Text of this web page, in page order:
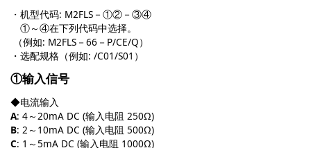
・机型代码: M2FLS－①②－③④
①～④在下列代码中选择。
（例如: M2FLS－66－P/CE/Q）
・选配规格（例如: /C01/S01）
①输入信号
◆电流输入
A: 4～20mA DC (输入电阻 250Ω)
B: 2～10mA DC (输入电阻 500Ω)
C: 1～5mA DC (输入电阻 1000Ω)